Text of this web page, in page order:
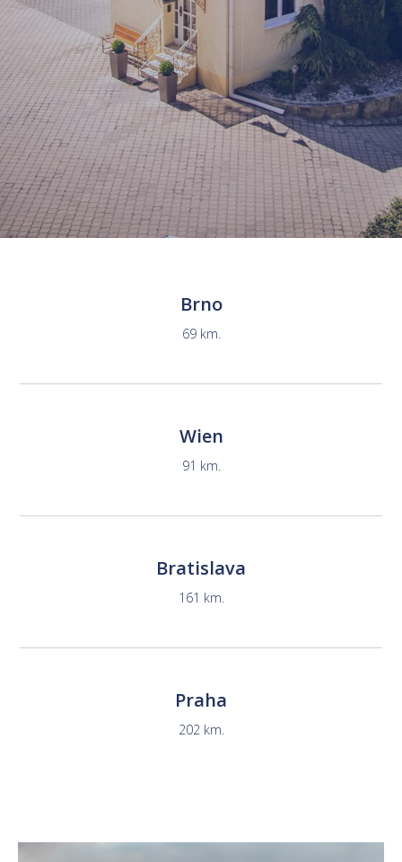
Brno
69 km.
Wien
91 km.
Bratislava
161 km.
Praha
202 km.